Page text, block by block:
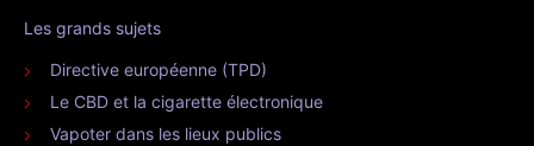
Les grands sujets
Directive européenne (TPD)
Le CBD et la cigarette électronique
Vapoter dans les lieux publics